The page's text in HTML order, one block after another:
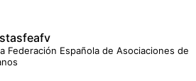
Federación Española de Asociaciones de